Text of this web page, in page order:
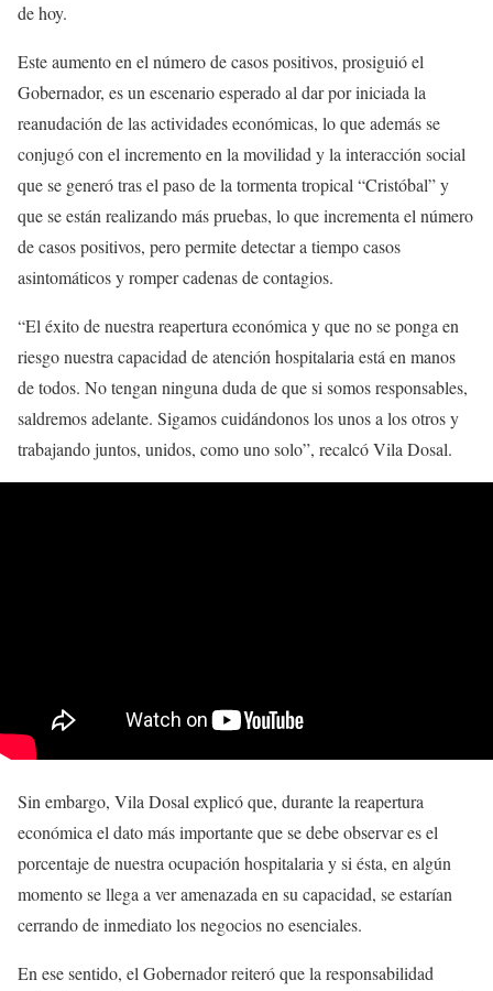
de hoy.
Este aumento en el número de casos positivos, prosiguió el
Gobernador, es un escenario esperado al dar por iniciada la
reanudación de las actividades económicas, lo que además se
conjugó con el incremento en la movilidad y la interacción social
que se generó tras el paso de la tormenta tropical “Cristóbal” y
que se están realizando más pruebas, lo que incrementa el número
de casos positivos, pero permite detectar a tiempo casos
asintomáticos y romper cadenas de contagios.
“El éxito de nuestra reapertura económica y que no se ponga en
riesgo nuestra capacidad de atención hospitalaria está en manos
de todos. No tengan ninguna duda de que si somos responsables,
saldremos adelante. Sigamos cuidándonos los unos a los otros y
trabajando juntos, unidos, como uno solo”, recalcó Vila Dosal.
Sin embargo, Vila Dosal explicó que, durante la reapertura
económica el dato más importante que se debe observar es el
porcentaje de nuestra ocupación hospitalaria y si ésta, en algún
momento se llega a ver amenazada en su capacidad, se estarían
cerrando de inmediato los negocios no esenciales.
En ese sentido, el Gobernador reiteró que la responsabilidad